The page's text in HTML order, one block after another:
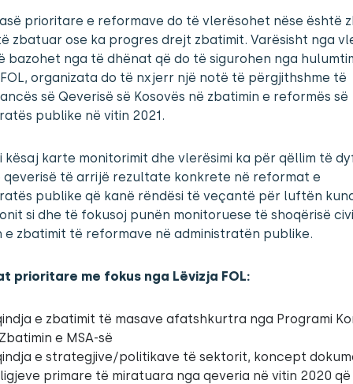
prioritare e reformave do të vlerësohet nëse është
zbatuar ose ka progres drejt zbatimit. Varësisht nga
bazohet nga të dhënat që do të sigurohen nga
organizata do të nxjerr një notë të përgjithshme të
së Qeverisë së Kosovës në zbatimin e reformës së
publike në vitin 2021.
kësaj karte monitorimit dhe vlerësimi ka për qëllim të
qeverisë të arrijë rezultate konkrete në reformat e
publike që kanë rëndësi të veçantë për luftën
si dhe të fokusoj punën monitoruese të shoqërisë
e zbatimit të reformave në administratën publike.
prioritare me fokus nga Lëvizja FOL:
e zbatimit të masave afatshkurtra nga Programi
e MSA-së
e strategjive/politikave të sektorit, koncept
primare të miratuara nga qeveria në vitin 2020